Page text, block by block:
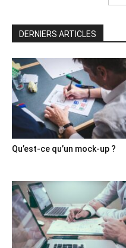
DERNIERS ARTICLES
Qu’est-ce qu’un mock-up ?